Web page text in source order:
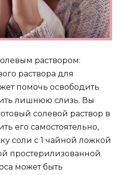
раствором:
раствора для
помочь освободить
лишнюю слизь. Вы
солевой раствор в
его самостоятельно,
соли с 1 чайной ложкой
простерилизованной
может быть